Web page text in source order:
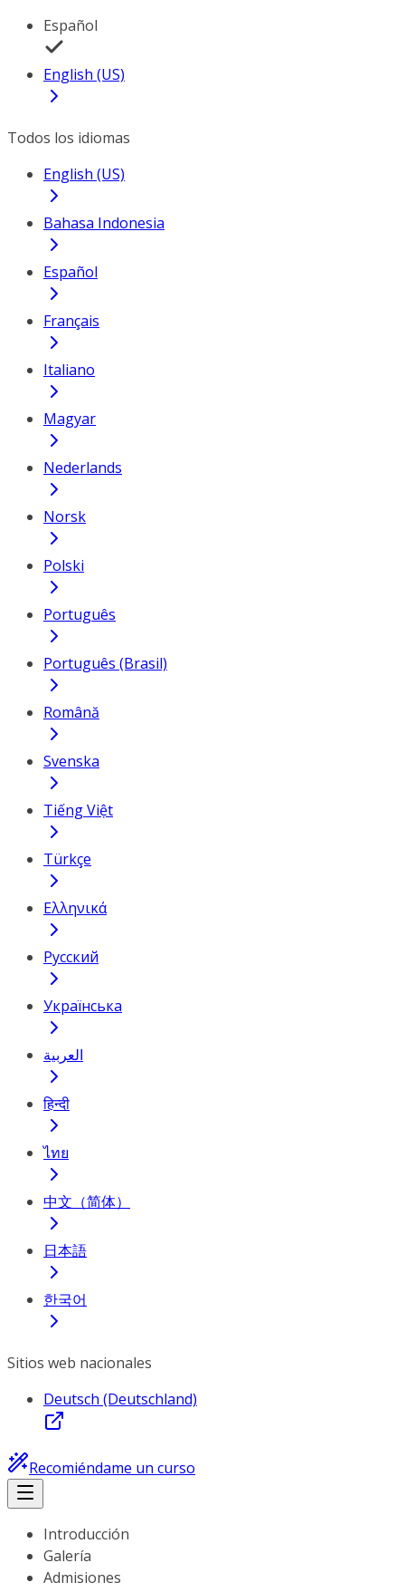
Español
English (US)
Todos los idiomas
English (US)
Bahasa Indonesia
Español
Français
Italiano
Magyar
Nederlands
Norsk
Polski
Português
Português (Brasil)
Română
Svenska
Tiếng Việt
Türkçe
Ελληνικά
Русский
Українська
العربية
हिन्दी
ไทย
中文（简体）
日本語
한국어
Sitios web nacionales
Deutsch (Deutschland)
Recomiéndame un curso
Introducción
Galería
Admisiones